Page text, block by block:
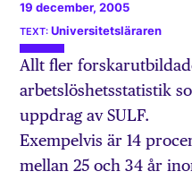
19 december, 2005
Universitetsläraren
Allt fler
arbetslöshetsstatistik
uppdrag av SULF.
Exempelvis är 14
mellan 25 och 34 år